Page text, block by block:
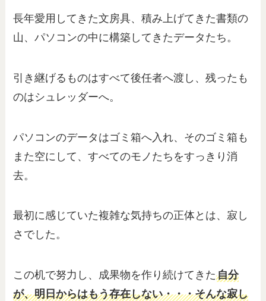
長年愛用してきた文房具、積み上げてきた書類の
山、パソコンの中に構築してきたデータたち。
引き継げるものはすべて後任者へ渡し、残ったも
のはシュレッダーへ。
パソコンのデータはゴミ箱へ入れ、そのゴミ箱も
また空にして、すべてのモノたちをすっきり消
去。
最初に感じていた複雑な気持ちの正体とは、寂し
さでした。
この机で努力し、成果物を作り続けてきた自分
が、明日からはもう存在しない・・・そんな寂し